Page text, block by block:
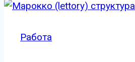
Lettory
Работа